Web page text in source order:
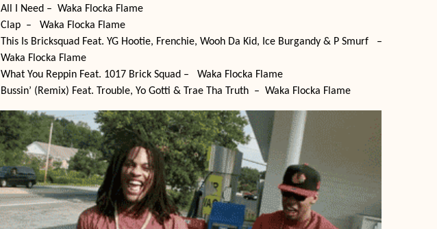
All I Need – Waka Flocka Flame
Clap – Waka Flocka Flame
This Is Bricksquad Feat. YG Hootie, Frenchie, Wooh Da Kid, Ice Burgandy & P Smurf –
Waka Flocka Flame
What You Reppin Feat. 1017 Brick Squad – Waka Flocka Flame
Bussin’ (Remix) Feat. Trouble, Yo Gotti & Trae Tha Truth – Waka Flocka Flame